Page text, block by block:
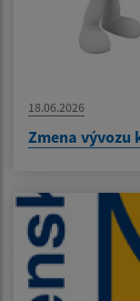
18.06.2026
Zmena vývozu